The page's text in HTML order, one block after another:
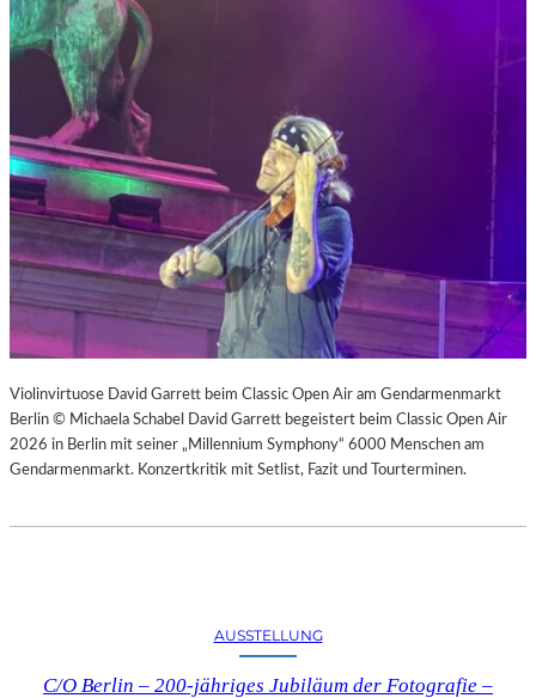
Violinvirtuose David Garrett beim Classic Open Air am Gendarmenmarkt
Berlin © Michaela Schabel David Garrett begeistert beim Classic Open Air
2026 in Berlin mit seiner „Millennium Symphony“ 6000 Menschen am
Gendarmenmarkt. Konzertkritik mit Setlist, Fazit und Tourterminen.
AUSSTELLUNG
C/O Berlin – 200-jähriges Jubiläum der Fotografie –